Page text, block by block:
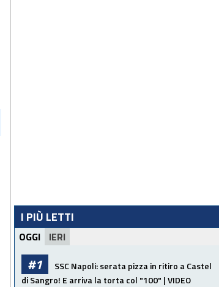
I PIÙ LETTI
OGGI IERI
#1
SSC Napoli: serata pizza in ritiro a Castel
di Sangro! E arriva la torta col "100" | VIDEO